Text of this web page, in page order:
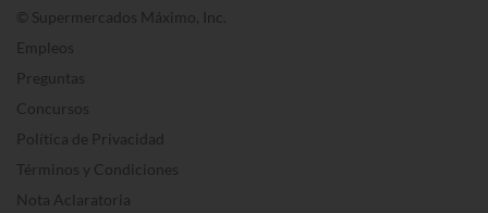
© Supermercados Máximo, Inc.
Empleos
Preguntas
Concursos
Política de Privacidad
Términos y Condiciones
Nota Aclaratoria